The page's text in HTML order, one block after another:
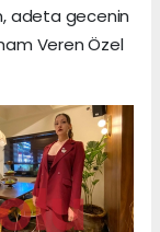
adeta gecenin
Veren Özel